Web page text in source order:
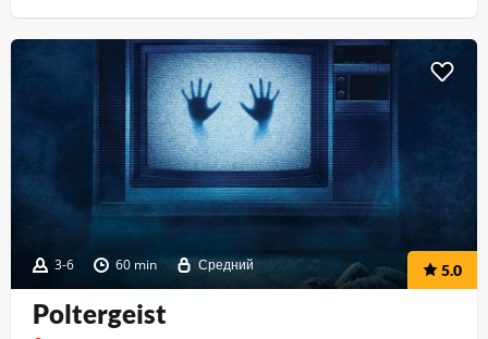
3-6 60 min Средний 5.0
Poltergeist